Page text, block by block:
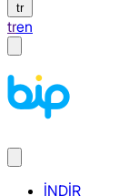
tr
tren
İNDİR